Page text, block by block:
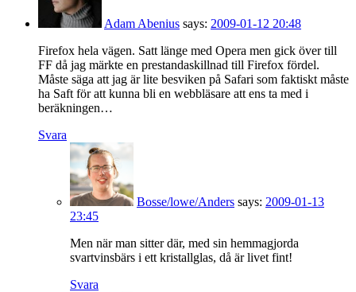
Adam Abenius says: 2009-01-12 20:48
Firefox hela vägen. Satt länge med Opera men gick över till
FF då jag märkte en prestandaskillnad till Firefox fördel.
Måste säga att jag är lite besviken på Safari som faktiskt måste
ha Saft för att kunna bli en webbläsare att ens ta med i
beräkningen…
Svara
Bosse/lowe/Anders says: 2009-01-13
23:45
Men när man sitter där, med sin hemmagjorda
svartvinsbärs i ett kristallglas, då är livet fint!
Svara